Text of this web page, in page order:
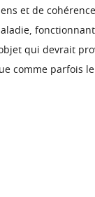
et de
qui devrait
comme parfois